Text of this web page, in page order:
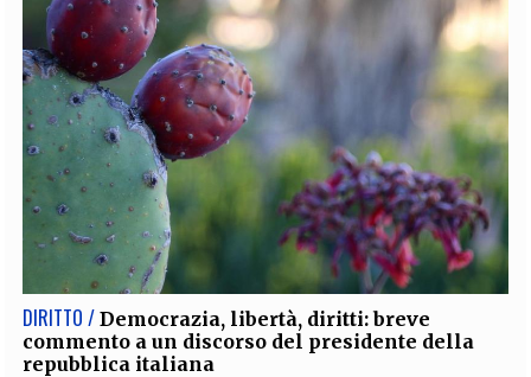
DIRITTO / Democrazia, libertà, diritti: breve
commento a un discorso del presidente della
repubblica italiana